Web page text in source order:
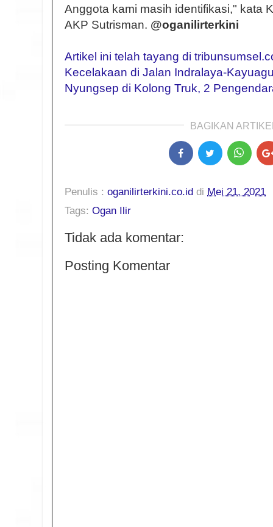
Anggota kami masih identifikasi," kata
AKP Sutrisman. @oganilirterkini
Artikel ini telah tayang di
Kecelakaan di Jalan Indralaya-
Nyungsep di Kolong Truk, 2
BAGIKAN
Penulis : oganilirterkini.co.id di Mei 21, 2021
Tags: Ogan Ilir
Tidak ada komentar:
Posting Komentar